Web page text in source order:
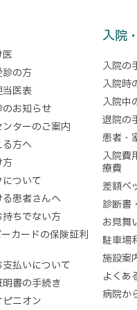
診の方
当医表
お知らせ
ターのご案内
る方へ
方
ついて
患者さんへ
ちでない方
カードの保険証利
払いについて
書の手続き
ニオン
入院
入院の
入院時
入院中
退院の
患者・
入院費
療費
差額ベ
診断書
お見舞
駐車場
施設案
よくあ
病院か